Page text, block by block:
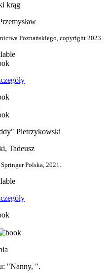
krąg
Poznańskiego, copyright 2023.
Pietrzykowski
Tadeusz
Polska, 2021.
"Nanny, ".